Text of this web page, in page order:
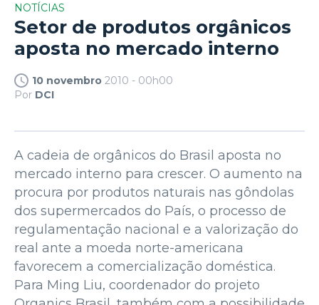
NOTÍCIAS
Setor de produtos orgânicos
aposta no mercado interno
10 novembro 2010 - 00h00
Por DCI
A cadeia de orgânicos do Brasil aposta no
mercado interno para crescer. O aumento na
procura por produtos naturais nas gôndolas
dos supermercados do País, o processo de
regulamentação nacional e a valorização do
real ante a moeda norte-americana
favorecem a comercialização doméstica.
Para Ming Liu, coordenador do projeto